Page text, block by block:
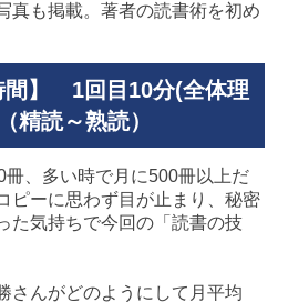
真も掲載。著者の読書術を初め
間】 1回目10分(全体理
精読～熟読）
、多い時で月に500冊以上だ
ーに思わず目が止まり、秘密
た気持ちで今回の「読書の技
さんがどのようにして月平均